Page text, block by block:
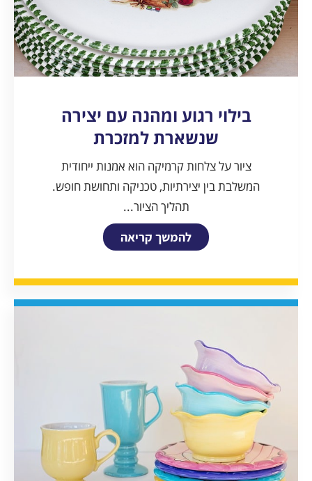
בילוי רגוע ומהנה עם יצירה
שנשארת למזכרת
ציור על צלחות קרמיקה הוא אמנות ייחודית
המשלבת בין יצירתיות, טכניקה ותחושת חופש.
תהליך הציור...
להמשך קריאה